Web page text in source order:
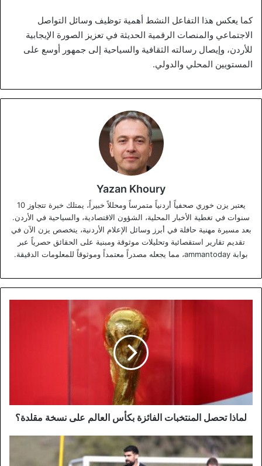
كما يعكس هذا التفاعل النشط أهمية توظيف وسائل التواصل
الاجتماعي والمنصات الرقمية الحديثة في تعزيز الصورة الإيجابية
للأردن، وإيصال رسالته الثقافية والسياحية إلى جمهور أوسع على
المستويين المحلي والدولي.
Yazan Khoury
يعتبر يزن خوري صحفياً أردنياً متمرساً ومحللاً خبيراً، يمتلك خبرة تتجاوز 10
سنوات في تغطية الأخبار المحلية، الشؤون الاقتصادية، والسياحية في الأردن.
بعد مسيرة مهنية حافلة في أبرز وسائل الإعلام الأردنية، يتخصص يزن الآن في
تقديم تقارير استقصائية وتحليلات موثوقة ومبنية على الحقائق حصرياً عبر
بوابة ammantoday، مما يجعله مصدراً معتمداً وموثوقاً للمعلومات الدقيقة.
نسخة
مقلدة؟
لماذا تحصل المنتخبات الفائزة بكأس العالم على نسخة مقلدة؟
الاتحاد
الأردني